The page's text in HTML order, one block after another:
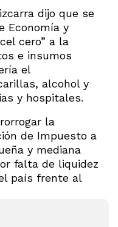
dijo que se
Economía y
cero” a la
e insumos
el
alcohol y
y hospitales.
la
de Impuesto a
y mediana
falta de liquidez
país frente al